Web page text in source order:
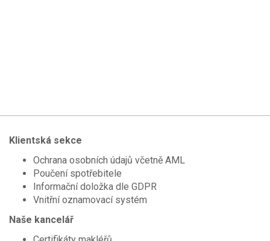
Klientská sekce
Ochrana osobních údajů včetně AML
Poučení spotřebitele
Informační doložka dle GDPR
Vnitřní oznamovací systém
Naše kancelář